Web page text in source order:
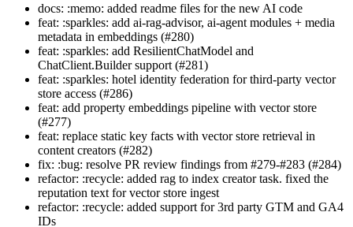
docs: :memo: added readme files for the new AI code
feat: :sparkles: add ai-rag-advisor, ai-agent modules + media
metadata in embeddings (#280)
feat: :sparkles: add ResilientChatModel and
ChatClient.Builder support (#281)
feat: :sparkles: hotel identity federation for third-party vector
store access (#286)
feat: add property embeddings pipeline with vector store
(#277)
feat: replace static key facts with vector store retrieval in
content creators (#282)
fix: :bug: resolve PR review findings from #279-#283 (#284)
refactor: :recycle: added rag to index creator task. fixed the
reputation text for vector store ingest
refactor: :recycle: added support for 3rd party GTM and GA4
IDs